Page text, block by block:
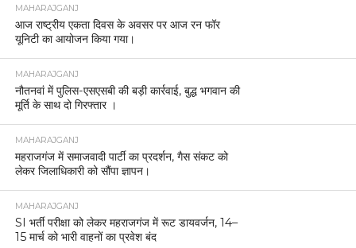
MAHARAJGANJ
आज राष्ट्रीय एकता दिवस के अवसर पर आज रन फॉर
यूनिटी का आयोजन किया गया।
MAHARAJGANJ
नौतनवां में पुलिस-एसएसबी की बड़ी कार्रवाई, बुद्ध भगवान की
मूर्ति के साथ दो गिरफ्तार ।
MAHARAJGANJ
महराजगंज में समाजवादी पार्टी का प्रदर्शन, गैस संकट को
लेकर जिलाधिकारी को सौंपा ज्ञापन।
MAHARAJGANJ
SI भर्ती परीक्षा को लेकर महराजगंज में रूट डायवर्जन, 14–
15 मार्च को भारी वाहनों का प्रवेश बंद